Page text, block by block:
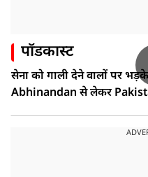
पॉडकास्ट
सेना को गाली देने वालों पर
Abhinandan से लेकर